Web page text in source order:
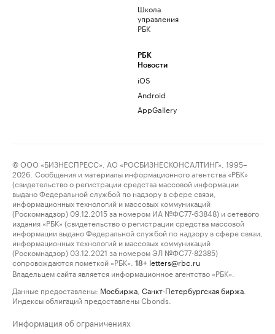
Школа
управления
РБК
РБК
Новости
iOS
Android
AppGallery
© ООО «БИЗНЕСПРЕСС», АО «РОСБИЗНЕСКОНСАЛТИНГ», 1995–
2026. Сообщения и материалы информационного агентства «РБК»
(свидетельство о регистрации средства массовой информации
выдано Федеральной службой по надзору в сфере связи,
информационных технологий и массовых коммуникаций
(Роскомнадзор) 09.12.2015 за номером ИА №ФС77-63848) и сетевого
издания «РБК» (свидетельство о регистрации средства массовой
информации выдано Федеральной службой по надзору в сфере связи,
информационных технологий и массовых коммуникаций
(Роскомнадзор) 03.12.2021 за номером ЭЛ №ФС77-82385)
сопровождаются пометкой «РБК».
18+ letters@rbc.ru
Владельцем сайта является информационное агентство «РБК».
Данные предоставлены: Мосбиржа Санкт-Петербургская биржа
Индексы облигаций предоставлены Cbonds.
Информация об ограничениях